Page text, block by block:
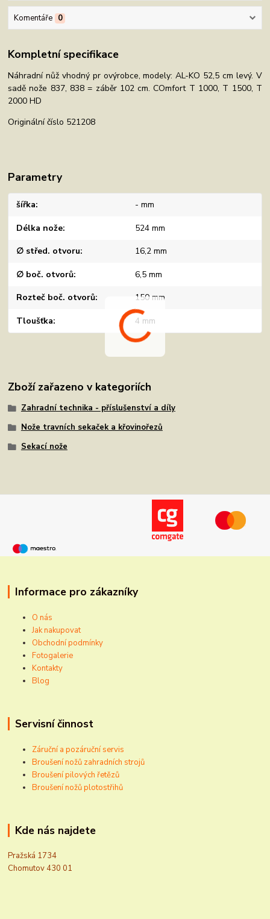
Komentáře 0
Kompletní specifikace
Náhradní nůž vhodný pr ovýrobce, modely: AL-KO 52,5 cm levý. V
sadě nože 837, 838 = záběr 102 cm. COmfort T 1000, T 1500, T
2000 HD
Originální číslo 521208
Parametry
šířka - mm
Délka nože 524 mm
∅ střed. otvoru 16,2 mm
∅ boč. otvorů 6,5 mm
Rozteč boč. otvorů 150 mm
Tloušťka 4 mm
Zboží zařazeno v kategoriích
Zahradní technika - příslušenství a díly
Nože travních sekaček a křovinořezů
Sekací nože
Informace pro zákazníky
O nás
Jak nakupovat
Obchodní podmínky
Fotogalerie
Kontakty
Blog
Servisní činnost
Záruční a pozáruční servis
Broušení nožů zahradních strojů
Broušení pilových řetězů
Broušení nožů plotostřihů
Kde nás najdete
Pražská 1734
Chomutov 430 01